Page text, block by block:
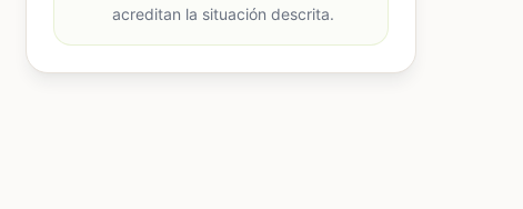
acreditan la situación descrita.